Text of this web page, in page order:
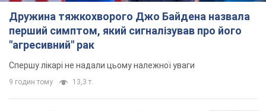
Дружина тяжкохворого Джо Байдена назвала
перший симптом, який сигналізував про його
"агресивний" рак
Спершу лікарі не надали цьому належної уваги
9 годин тому 13,3 т.